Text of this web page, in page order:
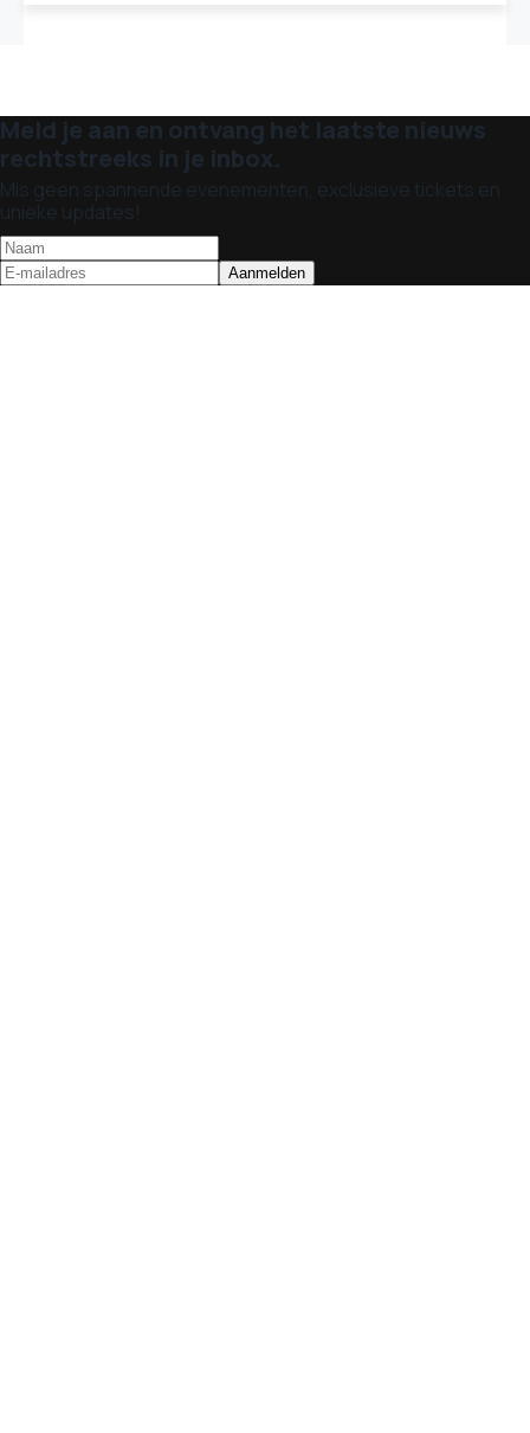
Meld je aan en ontvang het laatste nieuws
rechtstreeks in je inbox.
Mis geen spannende evenementen, exclusieve tickets en
unieke updates!